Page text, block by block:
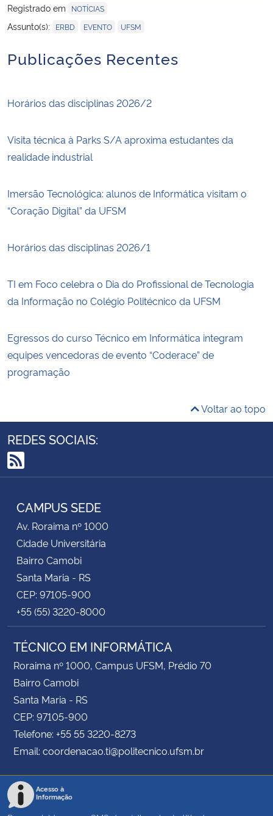
Registrado em
NOTÍCIAS
Assunto(s): ERBD EVENTO UFSM
Publicações Recentes
Horários das disciplinas 2026/2
Visita técnica à Parks S/A aproxima estudantes da
realidade industrial
Imersão Tecnológica: alunos de Informática visitam o
“Coração Digital” da UFSM
Horários das disciplinas 2026/1
TI em Foco celebra o Dia do Profissional de Tecnologia
da Informação no Colégio Politécnico da UFSM
Egressos do curso Técnico em Informática integram
equipes vencedoras de evento “Coderace” de
programação
Voltar ao topo
REDES SOCIAIS:
RSS
CAMPUS SEDE
Av. Roraima nº 1000
Cidade Universitária
Bairro Camobi
Santa Maria - RS
CEP: 97105-900
+55 (55) 3220-8000
TÉCNICO EM INFORMÁTICA
Roraima nº 1000, Campus UFSM, Prédio 70
Bairro Camobi
Santa Maria - RS
CEP: 97105-900
Telefone: +55 55 3220-8273
Email: coordenacao.ti@politecnico.ufsm.br
Acesso à
Informação